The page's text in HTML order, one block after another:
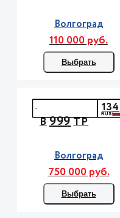
Волгоград
110 000 руб.
Выбрать
В999ТР
134
Волгоград
750 000 руб.
Выбрать